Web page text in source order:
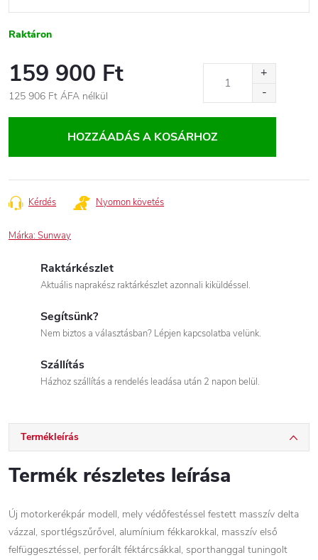
Raktáron
159 900 Ft
125 906 Ft ÁFA nélkül
HOZZÁADÁS A KOSÁRHOZ
Kérdés Nyomon követés
Márka: Sunway
Raktárkészlet
Aktuális naprakész raktárkészlet azonnali kiküldéssel.
Segítsünk?
Nem biztos a választásban? Lépjen kapcsolatba velünk.
Szállítás
Házhoz szállítás a rendelés leadása után 2 napon belül.
Termékleírás
Termék részletes leírása
Új motorkerékpár modell, mely védőfestéssel festett masszív delta
vázzal, sportlégszűrővel, alumínium fékkarokkal, masszív első
felfüggesztéssel, perforált féktárcsákkal, sporthanggal tuningolt